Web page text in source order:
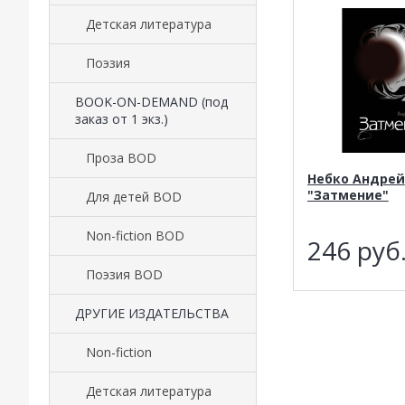
Детская литература
Поэзия
BOOK-ON-DEMAND (под
заказ от 1 экз.)
Проза BOD
Для детей BOD
Non-fiction BOD
Поэзия BOD
ДРУГИЕ ИЗДАТЕЛЬСТВА
Non-fiction
Детская литература
Небко Андрей
"Затмение"
246